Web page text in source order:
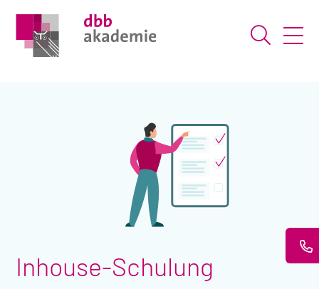
Suche
Inhouse-Schulung